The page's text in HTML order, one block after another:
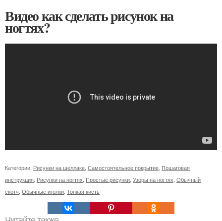
Видео как сделать рисунок на
ногтях?
Категории: Рисунки на шеллаке Самостоятельное покрытие Пошаговая
инструкция Рисунки на ногтях Простые рисунки Узоры на ногтях Обычный
скотч Обычные иголки Тонкая кисть